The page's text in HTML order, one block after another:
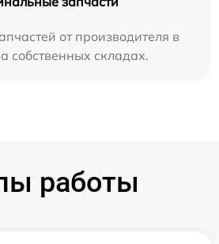
от производителя в
собственных складах.
работы